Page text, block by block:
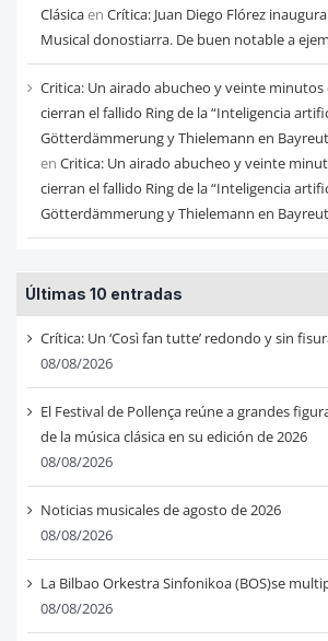
Clásicaen Crítica: Juan Diego Flórez
Musical donostiarra. De buen notable a
Critica: Un airado abucheo y veinte minutos
cierran el fallido Ring de la “Inteligencia
Götterdämmerung y Thielemann en
en Critica: Un airado abucheo y veinte
cierran el fallido Ring de la “Inteligencia
Götterdämmerung y Thielemann en
Últimas 10 entradas
Crítica: Un ‘Così fan tutte’ redondo y sin
08/08/2026
El Festival de Pollença reúne a grandes
de la música clásica en su edición de 2026
08/08/2026
Noticias musicales de agosto de 2026
08/08/2026
La Bilbao Orkestra Sinfonikoa (BOS)se
08/08/2026